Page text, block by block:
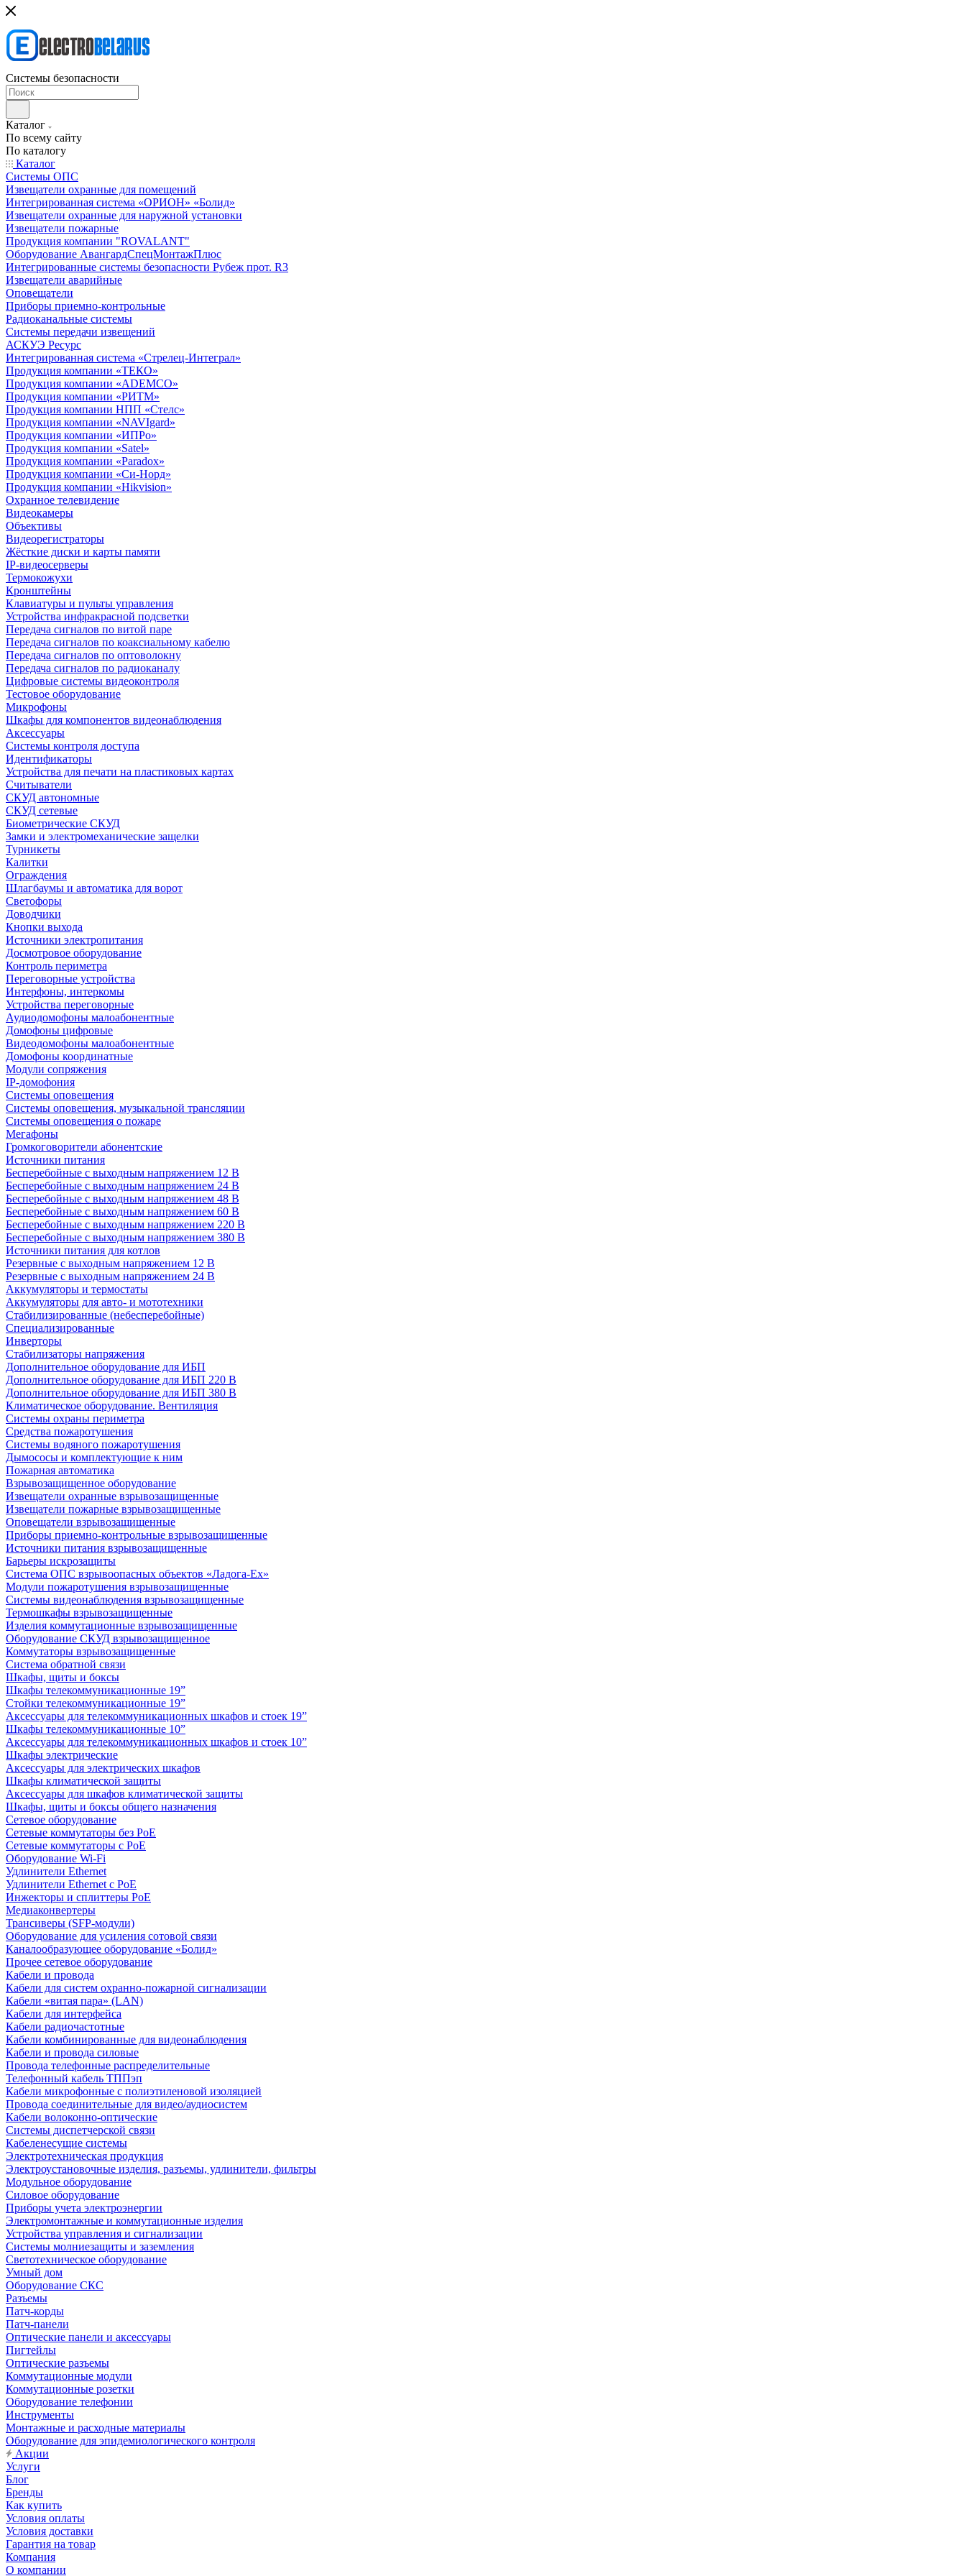
Системы безопасности
Каталог
По всему сайту
По каталогу
Каталог
Системы ОПС
Извещатели охранные для помещений
Интегрированная система «ОРИОН» «Болид»
Извещатели охранные для наружной установки
Извещатели пожарные
Продукция компании "ROVALANT"
Оборудование АвангардСпецМонтажПлюс
Интегрированные системы безопасности Рубеж прот. R3
Извещатели аварийные
Оповещатели
Приборы приемно-контрольные
Радиоканальные системы
Системы передачи извещений
АСКУЭ Ресурс
Интегрированная система «Стрелец-Интеграл»
Продукция компании «ТЕКО»
Продукция компании «ADEMCO»
Продукция компании «РИТМ»
Продукция компании НПП «Стелс»
Продукция компании «NAVIgard»
Продукция компании «ИПРо»
Продукция компании «Satel»
Продукция компании «Paradox»
Продукция компании «Си-Норд»
Продукция компании «Hikvision»
Охранное телевидение
Видеокамеры
Объективы
Видеорегистраторы
Жёсткие диски и карты памяти
IP-видеосерверы
Термокожухи
Кронштейны
Клавиатуры и пульты управления
Устройства инфракрасной подсветки
Передача сигналов по витой паре
Передача сигналов по коаксиальному кабелю
Передача сигналов по оптоволокну
Передача сигналов по радиоканалу
Цифровые системы видеоконтроля
Тестовое оборудование
Микрофоны
Шкафы для компонентов видеонаблюдения
Аксессуары
Системы контроля доступа
Идентификаторы
Устройства для печати на пластиковых картах
Считыватели
СКУД автономные
СКУД сетевые
Биометрические СКУД
Замки и электромеханические защелки
Турникеты
Калитки
Ограждения
Шлагбаумы и автоматика для ворот
Светофоры
Доводчики
Кнопки выхода
Источники электропитания
Досмотровое оборудование
Контроль периметра
Переговорные устройства
Интерфоны, интеркомы
Устройства переговорные
Аудиодомофоны малоабонентные
Домофоны цифровые
Видеодомофоны малоабонентные
Домофоны координатные
Модули сопряжения
IP-домофония
Системы оповещения
Системы оповещения, музыкальной трансляции
Системы оповещения о пожаре
Мегафоны
Громкоговорители абонентские
Источники питания
Бесперебойные с выходным напряжением 12 В
Бесперебойные с выходным напряжением 24 В
Бесперебойные с выходным напряжением 48 В
Бесперебойные с выходным напряжением 60 В
Бесперебойные с выходным напряжением 220 В
Бесперебойные с выходным напряжением 380 В
Источники питания для котлов
Резервные с выходным напряжением 12 В
Резервные с выходным напряжением 24 В
Аккумуляторы и термостаты
Аккумуляторы для авто- и мототехники
Стабилизированные (небесперебойные)
Специализированные
Инверторы
Стабилизаторы напряжения
Дополнительное оборудование для ИБП
Дополнительное оборудование для ИБП 220 В
Дополнительное оборудование для ИБП 380 В
Климатическое оборудование. Вентиляция
Системы охраны периметра
Средства пожаротушения
Системы водяного пожаротушения
Дымососы и комплектующие к ним
Пожарная автоматика
Взрывозащищенное оборудование
Извещатели охранные взрывозащищенные
Извещатели пожарные взрывозащищенные
Оповещатели взрывозащищенные
Приборы приемно-контрольные взрывозащищенные
Источники питания взрывозащищенные
Барьеры искрозащиты
Система ОПС взрывоопасных объектов «Ладога-Ex»
Модули пожаротушения взрывозащищенные
Системы видеонаблюдения взрывозащищенные
Термошкафы взрывозащищенные
Изделия коммутационные взрывозащищенные
Оборудование СКУД взрывозащищенное
Коммутаторы взрывозащищенные
Система обратной связи
Шкафы, щиты и боксы
Шкафы телекоммуникационные 19”
Стойки телекоммуникационные 19”
Аксессуары для телекоммуникационных шкафов и стоек 19”
Шкафы телекоммуникационные 10”
Аксессуары для телекоммуникационных шкафов и стоек 10”
Шкафы электрические
Аксессуары для электрических шкафов
Шкафы климатической защиты
Аксессуары для шкафов климатической защиты
Шкафы, щиты и боксы общего назначения
Сетевое оборудование
Сетевые коммутаторы без PoE
Сетевые коммутаторы с PoE
Оборудование Wi-Fi
Удлинители Ethernet
Удлинители Ethernet с PoE
Инжекторы и сплиттеры PoE
Медиаконвертеры
Трансиверы (SFP-модули)
Оборудование для усиления сотовой связи
Каналообразующее оборудование «Болид»
Прочее сетевое оборудование
Кабели и провода
Кабели для систем охранно-пожарной сигнализации
Кабели «витая пара» (LAN)
Кабели для интерфейса
Кабели радиочастотные
Кабели комбинированные для видеонаблюдения
Кабели и провода силовые
Провода телефонные распределительные
Телефонный кабель ТППэп
Кабели микрофонные с полиэтиленовой изоляцией
Провода соединительные для видео/аудиосистем
Кабели волоконно-оптические
Системы диспетчерской связи
Кабеленесущие системы
Электротехническая продукция
Электроустановочные изделия, разъемы, удлинители, фильтры
Модульное оборудование
Силовое оборудование
Приборы учета электроэнергии
Электромонтажные и коммутационные изделия
Устройства управления и сигнализации
Системы молниезащиты и заземления
Светотехническое оборудование
Умный дом
Оборудование СКС
Разъемы
Патч-корды
Патч-панели
Оптические панели и аксессуары
Пигтейлы
Оптические разъемы
Коммутационные модули
Коммутационные розетки
Оборудование телефонии
Инструменты
Монтажные и расходные материалы
Оборудование для эпидемиологического контроля
Акции
Услуги
Блог
Бренды
Как купить
Условия оплаты
Условия доставки
Гарантия на товар
Компания
О компании